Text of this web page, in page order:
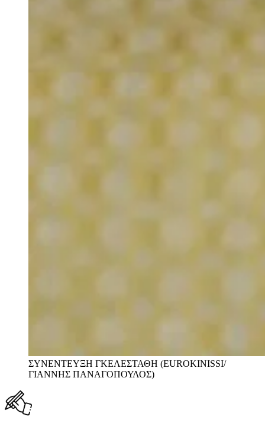
ΣΥΝΕΝΤΕΥΞΗ ΓΚΕΛΕΣΤΑΘΗ (EUROKINISSI/
ΓΙΑΝΝΗΣ ΠΑΝΑΓΟΠΟΥΛΟΣ)